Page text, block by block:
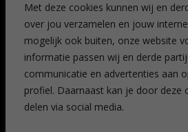
Met deze cookies kunnen wij en
over jou verzamelen en jouw
mogelijk ook buiten, onze website
informatie passen wij en derde
communicatie en advertenties aan
profiel. Daarnaast kan je door deze
delen via social media.
Leiden
Amsterdam
Breda
Favorieten
Mijn art alert
NIEUWSBRIEF